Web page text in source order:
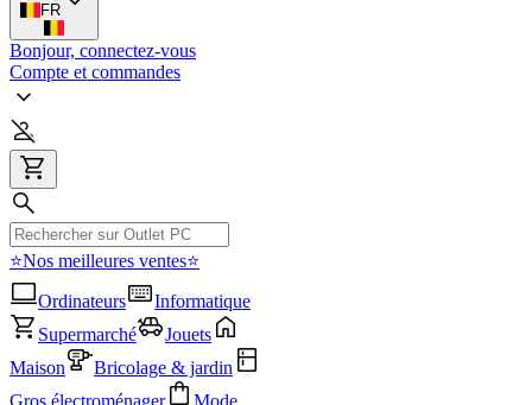
FR
Bonjour, connectez-vous
Compte et commandes
⭐Nos meilleures ventes⭐
Ordinateurs
Informatique
Supermarché
Jouets
Maison
Bricolage & jardin
Gros électroménager
Mode